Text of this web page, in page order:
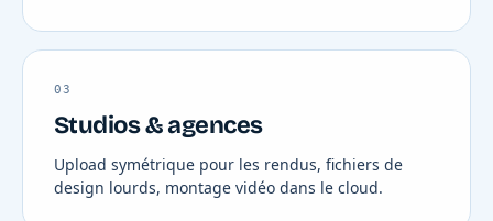
03
Studios & agences
Upload symétrique pour les rendus, fichiers de
design lourds, montage vidéo dans le cloud.